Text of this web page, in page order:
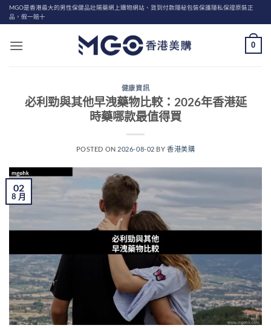
Skip
to
MGO是香港最大的男性保健品壯陽藥網上購物網站、貨到付款隱秘包裝保護隱私保證原裝正
品，假一賠十
0
健康資訊
必利勁與其他早洩藥物比較：2026年香港延
時藥哪款最值得買
POSTED ON 2026-08-02 BY香港美購
02
8 月